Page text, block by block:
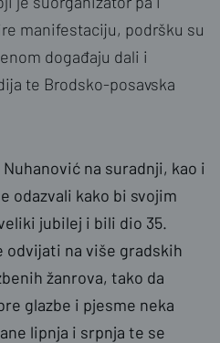
manifestaciju, podršku su
događaju dali i
te Brodsko-posavska
na suradnji, kao i
odazvali kako bi svojim
jubilej i bili dio 35.
odvijati na više gradskih
žanrova, tako da
glazbe i pjesme neka
lipnja i srpnja te se